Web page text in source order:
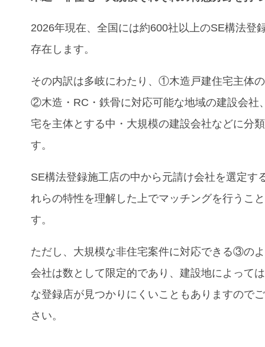
2026年現在、全国には約600社以上のSE構法登
存在します。
その内訳は多岐にわたり、①木造戸建住宅主体
②木造・RC・鉄骨に対応可能な地域の建設会
宅を主体とする中・大規模の建設会社などに分
す。
SE構法登録施工店の中から元請け会社を選定す
れらの特性を理解した上でマッチングを行うこ
す。
ただし、大規模な非住宅案件に対応できる③の
会社は数として限定的であり、建設地によって
な登録店が見つかりにくいこともありますので
さい。